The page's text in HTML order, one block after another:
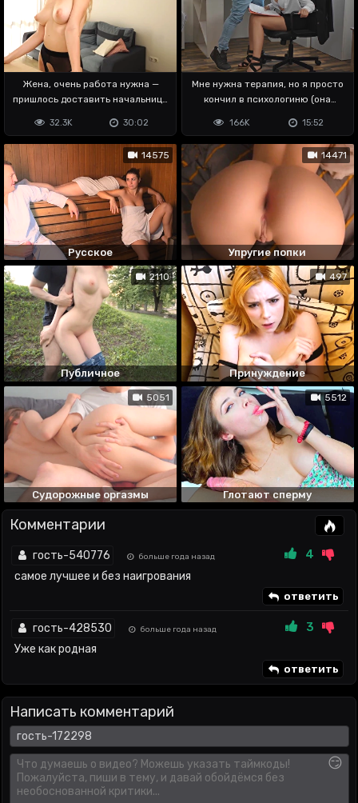
Жена, очень работа нужна —
пришлось доставить начальнице
30:02
32.3K
Мне нужна терапия, но я просто
кончил в психологиню (она
15:52
166K
14575
Русское
14471
Упругие попки
2110
Публичное
497
Принуждение
5051
Судорожные оргазмы
5512
Глотают сперму
Комментарии
гость-540776 больше года назад 4
самое лучшее и без наигрования
ответить
гость-428530 больше года назад 3
Уже как родная
ответить
Написать комментарий
😏